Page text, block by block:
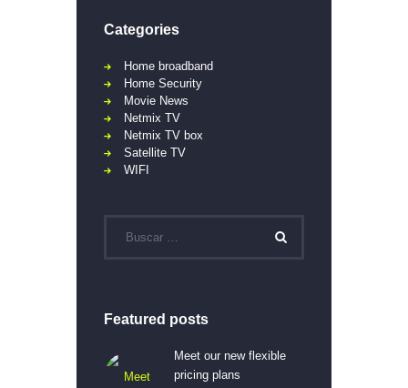
Categories
Home broadband
Home Security
Movie News
Netmix TV
Netmix TV box
Satellite TV
WIFI
Featured posts
Meet our new flexible
pricing plans